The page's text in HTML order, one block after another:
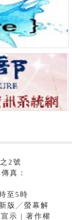
2號
真：
至5時
版╱螢幕解
示 | 著作權